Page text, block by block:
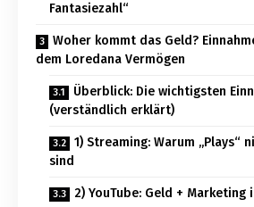
Fantasiezahl“
Woher kommt das Geld?
dem Loredana Vermögen
Überblick: Die wichtigsten
(verständlich erklärt)
1) Streaming: Warum „Plays“
sind
2) YouTube: Geld + Marketing